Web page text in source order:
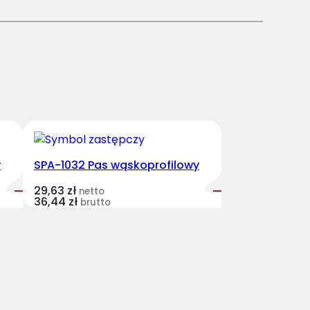
SPA-1032 Pas wąskoprofilowy
29,63 zł netto
36,44 zł brutto